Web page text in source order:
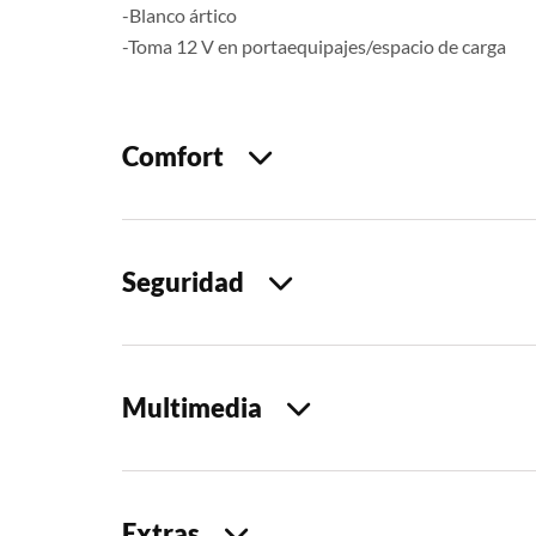
-Blanco ártico
-Toma 12 V en portaequipajes/espacio de carga
Comfort
Seguridad
Multimedia